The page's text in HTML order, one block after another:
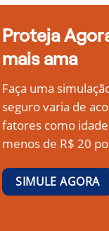
Proteja
mais ama
Faça uma
seguro varia de
fatores como
menos de R$ 20
SIMULE AGORA